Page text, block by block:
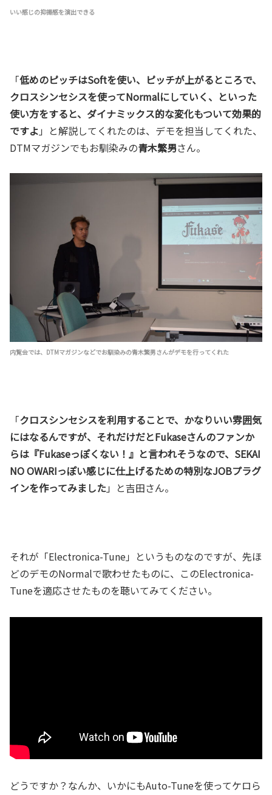
いい感じの抑揚感を演出できる
「低めのピッチはSoftを使い、ピッチが上がるところで、
クロスシンセシスを使ってNormalにしていく、といった
使い方をすると、ダイナミックス的な変化もついて効果的
ですよ 」と解説してくれたのは、デモを担当してくれた、
DTMマガジンでもお馴染みの青木繁男さん。
内覧会では、DTMマガジンなどでお馴染みの青木繁男さんがデモを行ってくれた
「クロスシンセシスを利用することで、かなりいい雰囲気
にはなるんですが、それだけだとFukaseさんのファンか
らは『Fukaseっぽくない！』と言われそうなので、SEKAI
NO OWARIっぽい感じに仕上げるための特別なJOBプラグ
インを作ってみました」と吉田さん。
それが「Electronica-Tune」というものなのですが、先ほ
どのデモのNormalで歌わせたものに、このElectronica-
Tuneを適応させたものを聴いてみてください。
どうですか？なんか、いかにもAuto-Tuneを使ってケロら